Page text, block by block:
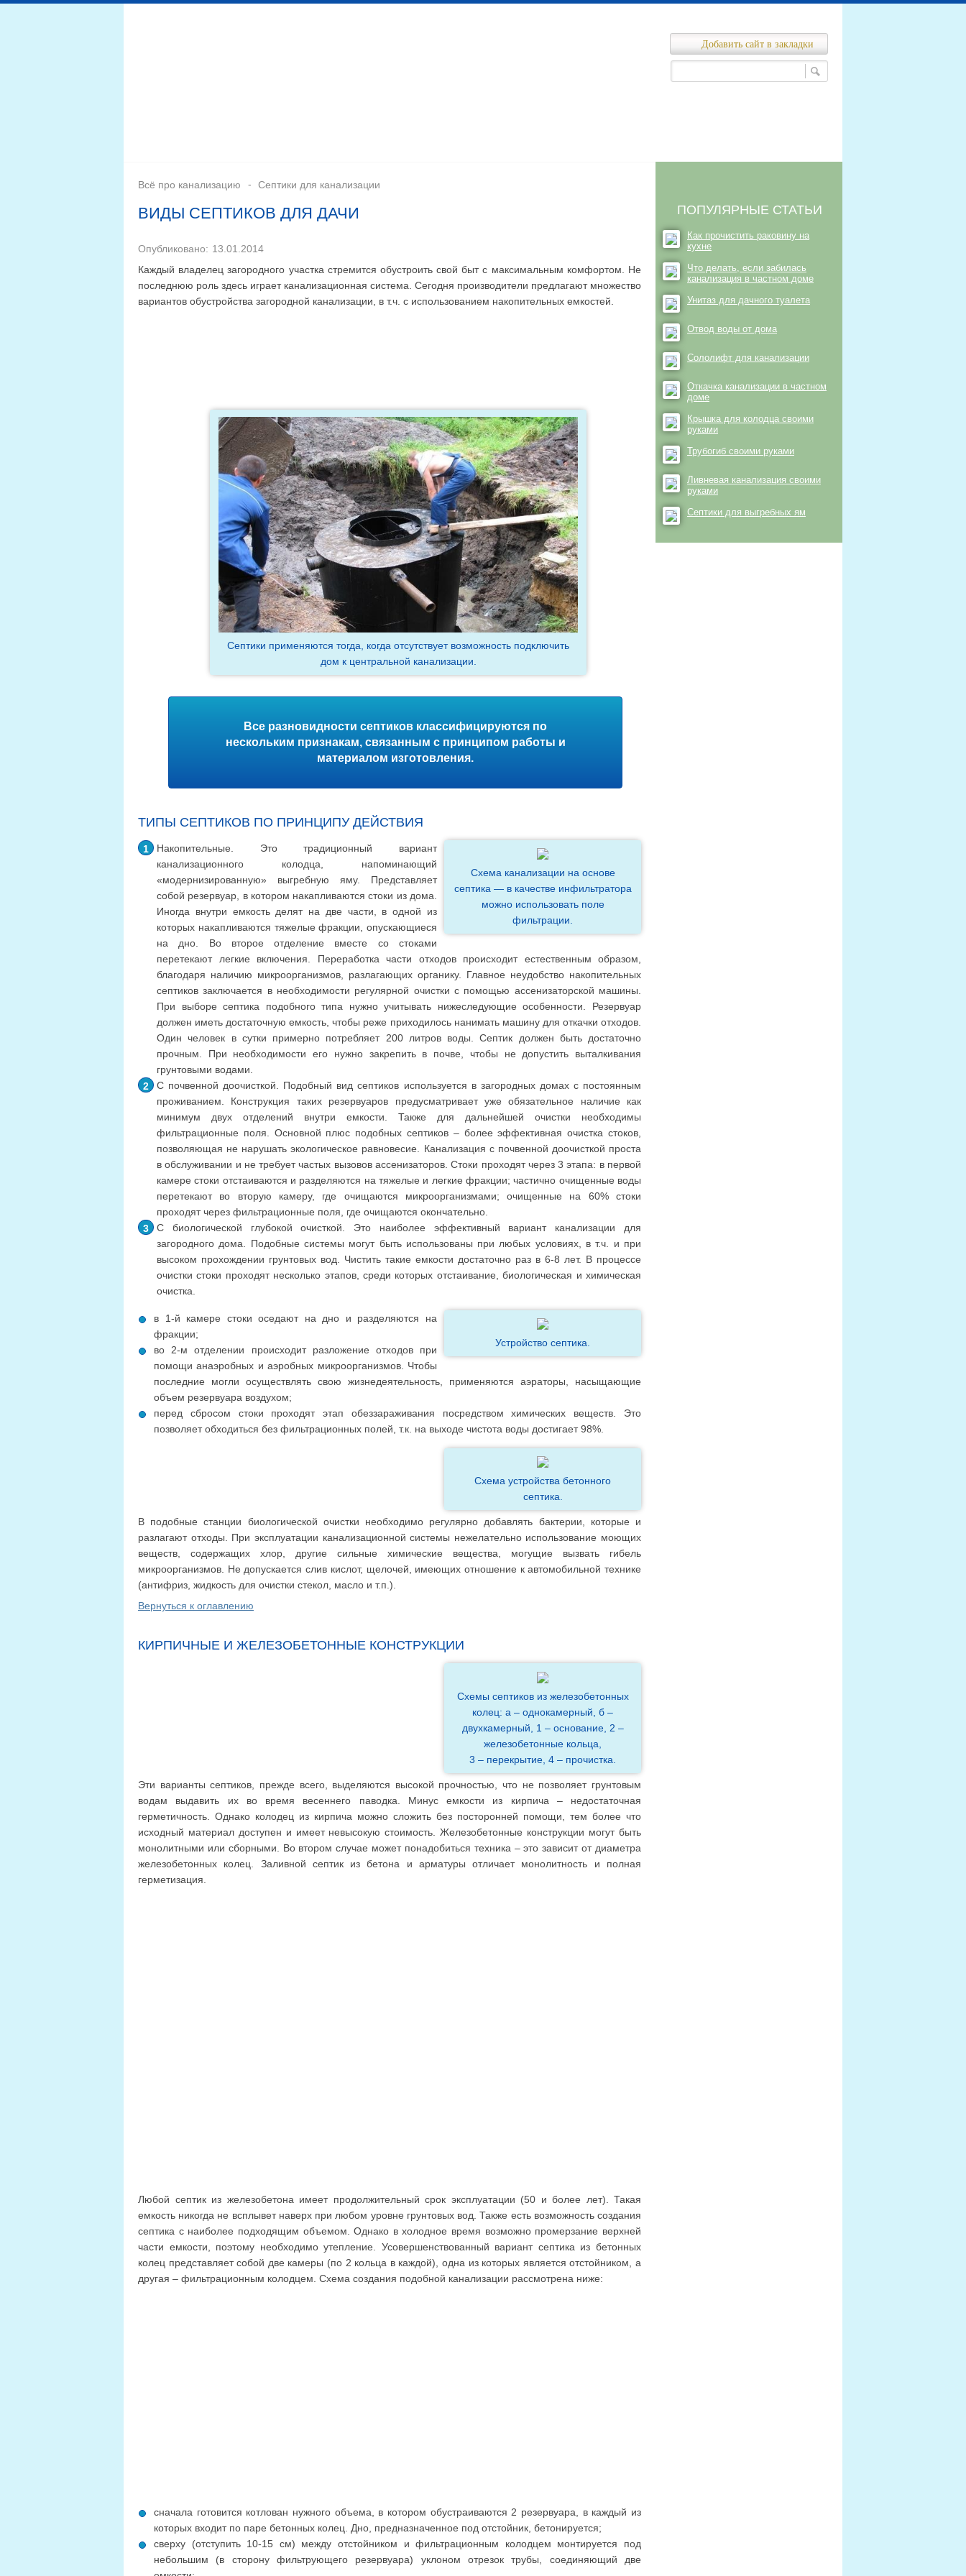
Добавить сайт в закладки
Всё про канализацию Септики для канализации
ВИДЫ СЕПТИКОВ ДЛЯ ДАЧИ
Опубликовано: 13.01.2014
Каждый владелец загородного участка стремится обустроить свой быт с максимальным комфортом. Не
последнюю роль здесь играет канализационная система. Сегодня производители предлагают множество
вариантов обустройства загородной канализации, в т.ч. с использованием накопительных емкостей.
Септики применяются тогда, когда отсутствует возможность подключить
дом к центральной канализации.
Все разновидности септиков классифицируются по
нескольким признакам, связанным с принципом работы и
материалом изготовления.
ТИПЫ СЕПТИКОВ ПО ПРИНЦИПУ ДЕЙСТВИЯ
Схема канализации на основе
септика — в качестве инфильтратора
можно использовать поле
фильтрации.
Накопительные. Это традиционный вариант
канализационного колодца, напоминающий
«модернизированную» выгребную яму. Представляет
собой резервуар, в котором накапливаются стоки из дома.
Иногда внутри емкость делят на две части, в одной из
которых накапливаются тяжелые фракции, опускающиеся
на дно. Во второе отделение вместе со стоками
перетекают легкие включения. Переработка части отходов происходит естественным образом,
благодаря наличию микроорганизмов, разлагающих органику. Главное неудобство накопительных
септиков заключается в необходимости регулярной очистки с помощью ассенизаторской машины.
При выборе септика подобного типа нужно учитывать нижеследующие особенности. Резервуар
должен иметь достаточную емкость, чтобы реже приходилось нанимать машину для откачки отходов.
Один человек в сутки примерно потребляет 200 литров воды. Септик должен быть достаточно
прочным. При необходимости его нужно закрепить в почве, чтобы не допустить выталкивания
грунтовыми водами.
С почвенной доочисткой. Подобный вид септиков используется в загородных домах с постоянным
проживанием. Конструкция таких резервуаров предусматривает уже обязательное наличие как
минимум двух отделений внутри емкости. Также для дальнейшей очистки необходимы
фильтрационные поля. Основной плюс подобных септиков – более эффективная очистка стоков,
позволяющая не нарушать экологическое равновесие. Канализация с почвенной доочисткой проста
в обслуживании и не требует частых вызовов ассенизаторов. Стоки проходят через 3 этапа: в первой
камере стоки отстаиваются и разделяются на тяжелые и легкие фракции; частично очищенные воды
перетекают во вторую камеру, где очищаются микроорганизмами; очищенные на 60% стоки
проходят через фильтрационные поля, где очищаются окончательно.
С биологической глубокой очисткой. Это наиболее эффективный вариант канализации для
загородного дома. Подобные системы могут быть использованы при любых условиях, в т.ч. и при
высоком прохождении грунтовых вод. Чистить такие емкости достаточно раз в 6-8 лет. В процессе
очистки стоки проходят несколько этапов, среди которых отстаивание, биологическая и химическая
очистка.
Устройство септика.
в 1-й камере стоки оседают на дно и разделяются на
фракции;
во 2-м отделении происходит разложение отходов при
помощи анаэробных и аэробных микроорганизмов. Чтобы
последние могли осуществлять свою жизнедеятельность, применяются аэраторы, насыщающие
объем резервуара воздухом;
перед сбросом стоки проходят этап обеззараживания посредством химических веществ. Это
позволяет обходиться без фильтрационных полей, т.к. на выходе чистота воды достигает 98%.
Схема устройства бетонного
септика.
В подобные станции биологической очистки необходимо регулярно добавлять бактерии, которые и
разлагают отходы. При эксплуатации канализационной системы нежелательно использование моющих
веществ, содержащих хлор, другие сильные химические вещества, могущие вызвать гибель
микроорганизмов. Не допускается слив кислот, щелочей, имеющих отношение к автомобильной технике
(антифриз, жидкость для очистки стекол, масло и т.п.).
Вернуться к оглавлению
КИРПИЧНЫЕ И ЖЕЛЕЗОБЕТОННЫЕ КОНСТРУКЦИИ
Схемы септиков из железобетонных
колец: а – однокамерный, б –
двухкамерный, 1 – основание, 2 –
железобетонные кольца,
3 – перекрытие, 4 – прочистка.
Эти варианты септиков, прежде всего, выделяются высокой прочностью, что не позволяет грунтовым
водам выдавить их во время весеннего паводка. Минус емкости из кирпича – недостаточная
герметичность. Однако колодец из кирпича можно сложить без посторонней помощи, тем более что
исходный материал доступен и имеет невысокую стоимость. Железобетонные конструкции могут быть
монолитными или сборными. Во втором случае может понадобиться техника – это зависит от диаметра
железобетонных колец. Заливной септик из бетона и арматуры отличает монолитность и полная
герметизация.
Любой септик из железобетона имеет продолжительный срок эксплуатации (50 и более лет). Такая
емкость никогда не всплывет наверх при любом уровне грунтовых вод. Также есть возможность создания
септика с наиболее подходящим объемом. Однако в холодное время возможно промерзание верхней
части емкости, поэтому необходимо утепление. Усовершенствованный вариант септика из бетонных
колец представляет собой две камеры (по 2 кольца в каждой), одна из которых является отстойником, а
другая – фильтрационным колодцем. Схема создания подобной канализации рассмотрена ниже:
сначала готовится котлован нужного объема, в котором обустраиваются 2 резервуара, в каждый из
которых входит по паре бетонных колец. Дно, предназначенное под отстойник, бетонируется;
сверху (отступить 10-15 см) между отстойником и фильтрационным колодцем монтируется под
небольшим (в сторону фильтрующего резервуара) уклоном отрезок трубы, соединяющий две
ПОПУЛЯРНЫЕ СТАТЬИ
Как прочистить раковину на
кухне
Что делать, если забилась
канализация в частном доме
Унитаз для дачного туалета
Отвод воды от дома
Сололифт для канализации
Откачка канализации в частном
доме
Крышка для колодца своими
руками
Трубогиб своими руками
Ливневая канализация своими
руками
Септики для выгребных ям